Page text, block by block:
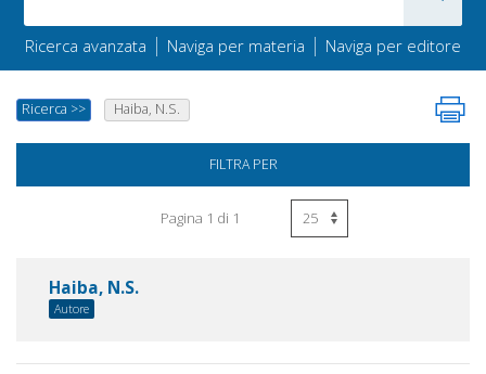
Ricerca avanzata | Naviga per materia | Naviga per editore
Ricerca >> Haiba, N.S.
FILTRA PER
Pagina 1 di 1
Haiba, N.S.
Autore